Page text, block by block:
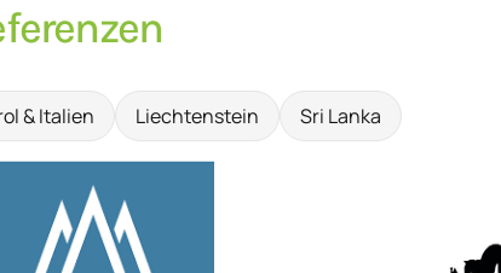
& Italien Liechtenstein Sri Lanka